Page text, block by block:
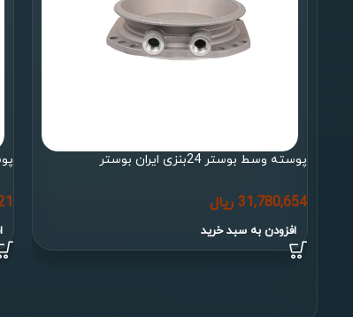
پوسته وسط بوستر 24بنزی ایران بوستر
31,780,654 ریال
افزودن به سبد خرید